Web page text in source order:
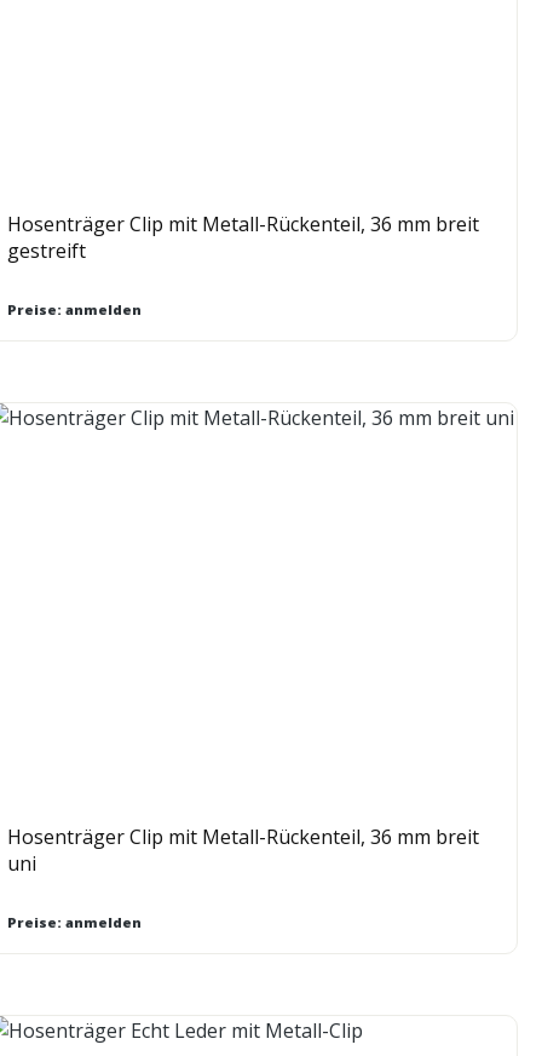
Hosenträger Clip mit Metall-Rückenteil, 36 mm breit
gestreift
Preise: anmelden
Hosenträger Clip mit Metall-Rückenteil, 36 mm breit
uni
Preise: anmelden